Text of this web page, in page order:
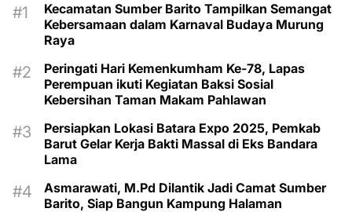
Kecamatan Sumber Barito Tampilkan Semangat
Kebersamaan dalam Karnaval Budaya Murung
Raya
Peringati Hari Kemenkumham Ke-78, Lapas
Perempuan ikuti Kegiatan Baksi Sosial
Kebersihan Taman Makam Pahlawan
Persiapkan Lokasi Batara Expo 2025, Pemkab
Barut Gelar Kerja Bakti Massal di Eks Bandara
Lama
Asmarawati, M.Pd Dilantik Jadi Camat Sumber
Barito, Siap Bangun Kampung Halaman